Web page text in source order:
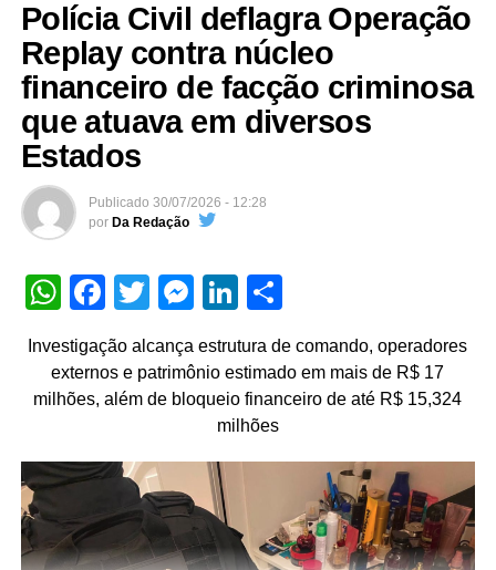
Polícia Civil deflagra Operação
Replay contra núcleo
financeiro de facção criminosa
que atuava em diversos
Estados
Publicado 30/07/2026 - 12:28
por Da Redação
WhatsApp
Facebook
TwitterMessenger
LinkedIn
Investigação alcança estrutura de comando, operadores
externos e patrimônio estimado em mais de R$ 17
milhões, além de bloqueio financeiro de até R$ 15,324
milhões